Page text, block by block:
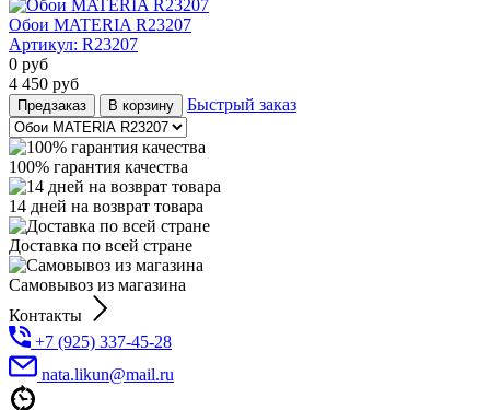
Обои MATERIA R23207
Артикул: R23207
0 руб
4 450 руб
Предзаказ В корзину Быстрый заказ
100% гарантия качества
14 дней на возврат товара
Доставка по всей стране
Самовывоз из магазина
Контакты
+7 (925) 337-45-28
nata.likun@mail.ru